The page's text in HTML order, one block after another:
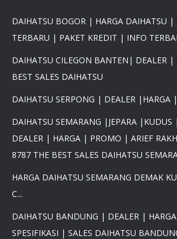
DAIHATSU BOGOR | HARGA DAIHATSU
TERBARU | PAKET KREDIT | INFO
DAIHATSU CILEGON BANTEN| DEALER
BEST SALES DAIHATSU
DAIHATSU SERPONG | DEALER |HARGA
DAIHATSU SEMARANG |JEPARA
DEALER | HARGA | PROMO | ARIEF
8787 THE BEST SALES DAIHATSU
HARGA DAIHATSU SEMARANG DEMAK
C...
DAIHATSU BANDUNG | DEALER |
SPESIFIKASI | SALES DAIHATSU